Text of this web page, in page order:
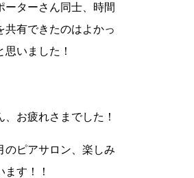
ーターさん同士、時間
共有できたのはよかっ
思いました！
、お疲れさまでした！
のピアサロン、楽しみ
ます！！